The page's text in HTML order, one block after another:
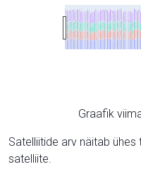
Graafik
Satelliitide arv näitab
satelliite.